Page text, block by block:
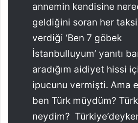
annemin kendisine
geldiğini soran her
verdiği ‘Ben 7 göbek
İstanbulluyum’ yanıtı
aradığım aidiyet hissi
ipucunu vermişti. Ama
ben Türk müydüm?
neydim?